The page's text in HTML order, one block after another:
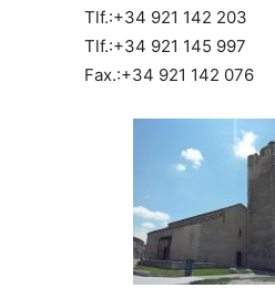
Tlf.:+34 921 142 203
Tlf.:+34 921 145 997
Fax.:+34 921 142 076